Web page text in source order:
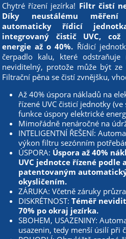
Chytré řízení jezírka! Filtr čistí
Díky neustálému
automaticky řídicí
integrovaný čistič UVC,
energie až o 40%. Řídicí
čerpadlo kalu, které
neviditelný, protože může být
Filtrační pěna se čistí zvnějšku,
Až 40% úspora nákladů na
řízené UVC čisticí jednotky
funkce úspory elektrické
Mimořádně nenáročné na
INTELIGENTNÍ ŘEŠENÍ:
výkon filtru sezónním
ÚSPORA: Úspora až 40%
UVC jednotce řízené
patentovaným
okysličením.
ZÁRUKA: Včetně záruky
DISKRÉTNOST:Téměř
70% po okraj jezírka.
SBOHEM, USAZENINY:
usazenin, tedy menší úsilí při